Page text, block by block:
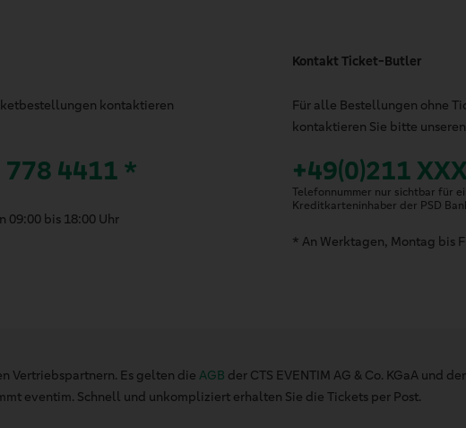
kontaktieren
778 4411 *
09:00 bis 18:00 Uhr
Kontakt Ticket-Butler
Für alle Bestellungen ohne
kontaktieren Sie bitte
+49(0)211
Telefonnummer nur sichtbar für
Kreditkarteninhaber der PSD
* An Werktagen, Montag bis
Vertriebspartnern. Es gelten die AGB der CTS EVENTIM AG & Co. KGaA und
eventim. Schnell und unkompliziert erhalten Sie die Tickets per Post.